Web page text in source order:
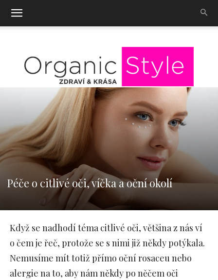
OrganicStyle
Péče o citlivé oči, víčka a oční okolí
Když se nadhodí téma citlivé oči, většina z nás ví
o čem je řeč, protože se s nimi již někdy potýkala.
Nemusíme mít totiž přímo oční rosaceu nebo
alergie na to, aby nám někdy po něčem oči